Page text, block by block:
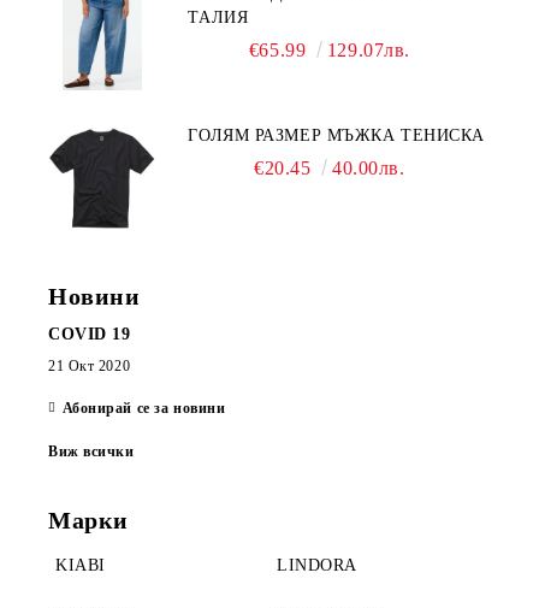
ТАЛИЯ
€65.99 129.07лв.
ГОЛЯМ РАЗМЕР МЪЖКА ТЕНИСКА
€20.45 40.00лв.
Новини
COVID 19
21 Окт 2020
Абонирай се за новини
Виж всички
Марки
KIABI LINDORA